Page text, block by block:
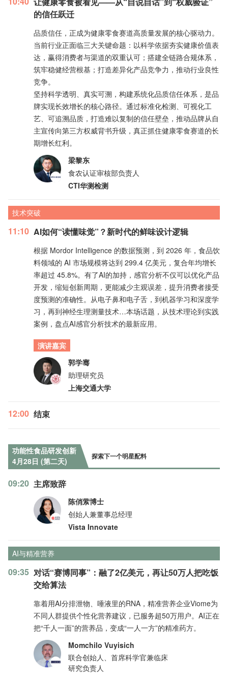
的信任跃迁
品质信任，正成为健康零食赛道高质量发展的核心驱动力。
当前行业正面临三大关键命题：以科学依据夯实健康价值表
达，赢得消费者与渠道的双重认可；搭建全链路合规体系，
筑牢稳健经营根基；打造差异化产品竞争力，推动行业良性
竞争。
坚持科学透明、真实可溯，构建系统化品质信任体系，是品
牌实现长效增长的核心路径。通过标准化检测、可视化工
艺、可追溯品质，打造难以复制的信任壁垒，推动品牌从自
主宣传向第三方权威背书升级，真正抓住健康零食赛道的长
期增长红利。
梁黎东
食农认证审核部负责人
CTI华测检测
技术突破
11:10 AI如何“读懂味觉”？新时代的鲜味设计逻辑
根据 Mordor Intelligence 的数据预测，到 2026 年，食品饮
料领域的 AI 市场规模将达到 299.4 亿美元，复合年均增长
率超过 45.8%。有了AI的加持，感官分析不仅可以优化产品
开发，缩短创新周期，更能减少主观误差，提升消费者接受
度预测的准确性。从电子鼻和电子舌，到机器学习和深度学
习，再到神经生理测量技术…本场话题，从技术理论到实践
案例，盘点AI感官分析技术的最新应用。
演讲嘉宾
郭学骞
助理研究员
上海交通大学
12:00 结束
功能性食品研发创新
4月28日 (第二天)
探索下一个明星配料
09:20 主席致辞
陈俏萦博士
创始人兼董事总经理
Vista Innovate
AI与精准营养
09:35 对话“赛博同事”：融了2亿美元，再让50万人把吃饭
交给算法
靠着用AI分排泄物、唾液里的RNA，精准营养企业Viome为
不同人群提供个性化营养建议，已服务超50万用户。AI正在
把“千人一面”的营养品，变成“一人一方”的精准药方。
Momchilo Vuyisich
联合创始人、首席科学官兼临床
研究负责人